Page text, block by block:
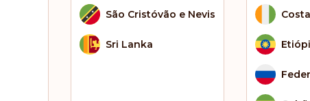
São Cristóvão e Nevis
Sri Lanka